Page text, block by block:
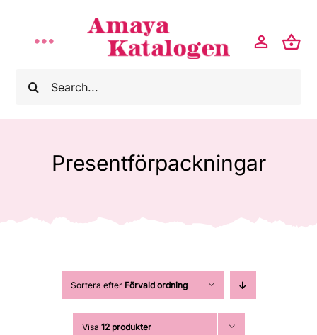
Sök
Toggle
Navigation
Hem
Kontakt
Presentförpackningar
Sortera efter Förvald ordning
Visa 12 produkter